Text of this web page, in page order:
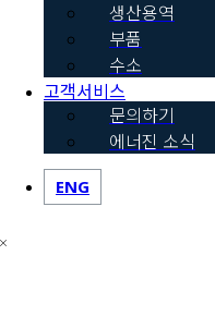
생산용역
부품
수소
고객서비스
문의하기
에너진 소식
ENG